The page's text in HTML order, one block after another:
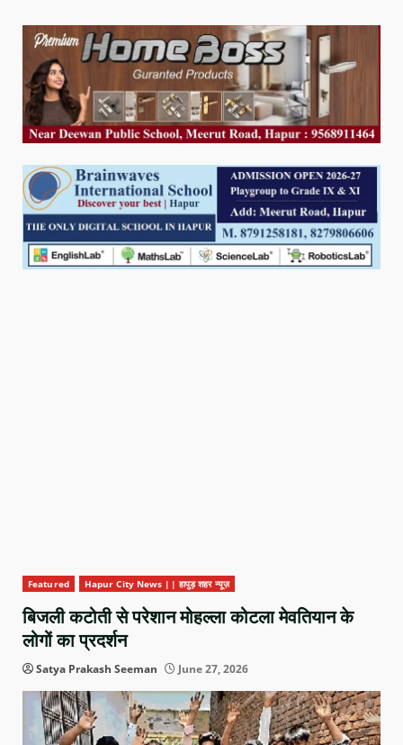
Featured Hapur City News || हापुड़ शहर न्यूज़
बिजली कटोती से परेशान मोहल्ला कोटला मेवतियान के
लोगों का प्रदर्शन
Satya Prakash Seeman June 27, 2026